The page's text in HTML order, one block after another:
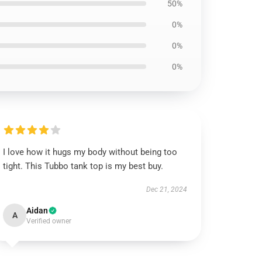
50%
0%
0%
0%
I love how it hugs my body without being too
tight. This Tubbo tank top is my best buy.
Dec 21, 2024
A Aidan
Verified owner